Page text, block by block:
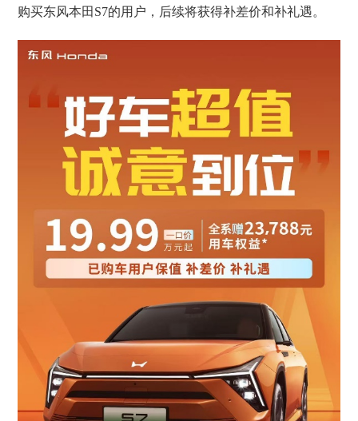
购买东风本田S7的用户，后续将获得补差价和补礼遇。